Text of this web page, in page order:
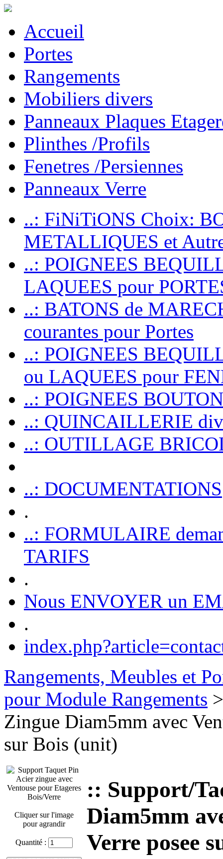
Accueil
Portes
Rangements
Mobiliers divers
Panneaux Plaques
Plinthes /Profils
Fenetres /Persiennes
Panneaux Verre
..: FiNiTiONS Choix:
METALLIQUES et
..: POIGNEES
LAQUEES pour
..: BATONS de
courantes pour Portes
..: POIGNEES
ou LAQUEES pour
..: POIGNEES
..: QUINCAILLERIE
..: OUTILLAGE
..: DOCUMENTATIONS
.
..: FORMULAIRE
TARIFS
.
Nous ENVOYER un
.
Rangements, Meubles et
pour Module Rangements
Zingue Diam5mm avec
sur Bois (unit)
Cliquer sur l'image
pour agrandir
Quantité :
:: Support/
Diam5mm
Verre posee